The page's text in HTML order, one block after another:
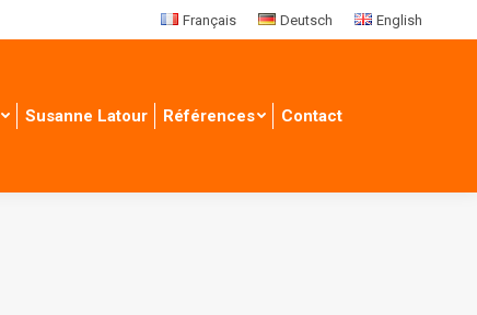
Français Deutsch English
Susanne Latour Références Contact